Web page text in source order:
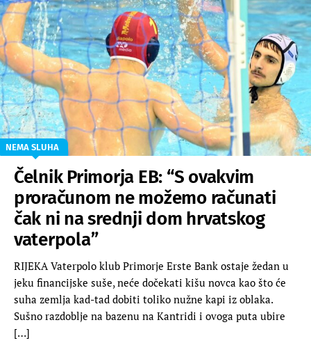
NEMA SLUHA
Čelnik Primorja EB: “S ovakvim
proračunom ne možemo računati
čak ni na srednji dom hrvatskog
vaterpola”
RIJEKA Vaterpolo klub Primorje Erste Bank ostaje žedan u
jeku financijske suše, neće dočekati kišu novca kao što će
suha zemlja kad-tad dobiti toliko nužne kapi iz oblaka.
Sušno razdoblje na bazenu na Kantridi i ovoga puta ubire
[…]